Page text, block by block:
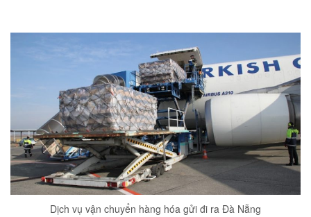
Dịch vụ vận chuyển hàng hóa gửi đi ra Đà Nẵng